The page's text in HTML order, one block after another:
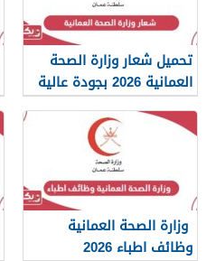
تحميل شعار وزارة الصحة
العمانية 2026 بجودة عالية
png
وزارة الصحة العمانية
وظائف اطباء 2026